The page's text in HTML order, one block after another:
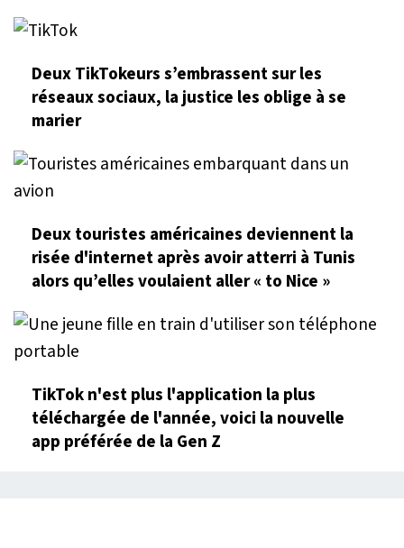
Deux TikTokeurs s’embrassent sur les
réseaux sociaux, la justice les oblige à se
marier
Deux touristes américaines deviennent la
risée d'internet après avoir atterri à Tunis
alors qu’elles voulaient aller « to Nice »
TikTok n'est plus l'application la plus
téléchargée de l'année, voici la nouvelle
app préférée de la Gen Z